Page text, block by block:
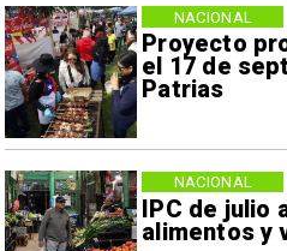
Proyecto
el 17 de
Patrias
NACIONAL
IPC de julio
alimentos y
NACIONAL